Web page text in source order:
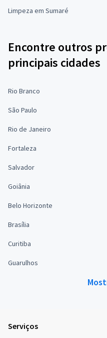
Limpeza em Sumaré
Encontre outros
principais cidades
Rio Branco
São Paulo
Rio de Janeiro
Fortaleza
Salvador
Goiânia
Belo Horizonte
Brasília
Curitiba
Guarulhos
Serviços